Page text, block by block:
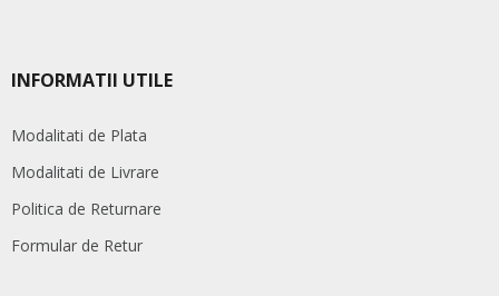
INFORMATII UTILE
Modalitati de Plata
Modalitati de Livrare
Politica de Returnare
Formular de Retur